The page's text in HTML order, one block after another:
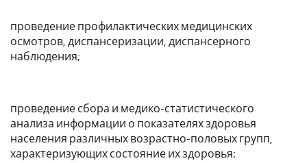
проведение профилактических медицинских
осмотров, диспансеризации, диспансерного
наблюдения;
проведение сбора и медико-статистического
анализа информации о показателях здоровья
населения различных возрастно-половых групп,
характеризующих состояние их здоровья;